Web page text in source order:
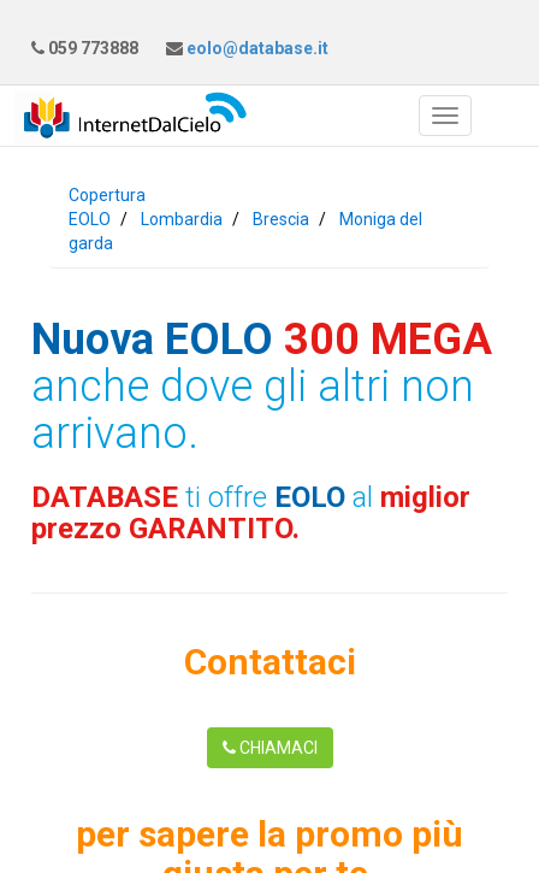
059 773888 eolo@database.it
Copertura
EOLO
Lombardia Brescia
Moniga del
garda
Nuova EOLO 300 MEGA
anche dove gli altri non
arrivano.
DATABASEti offre EOLO al miglior
prezzo GARANTITO.
Contattaci
CHIAMACI
per sapere la promo più